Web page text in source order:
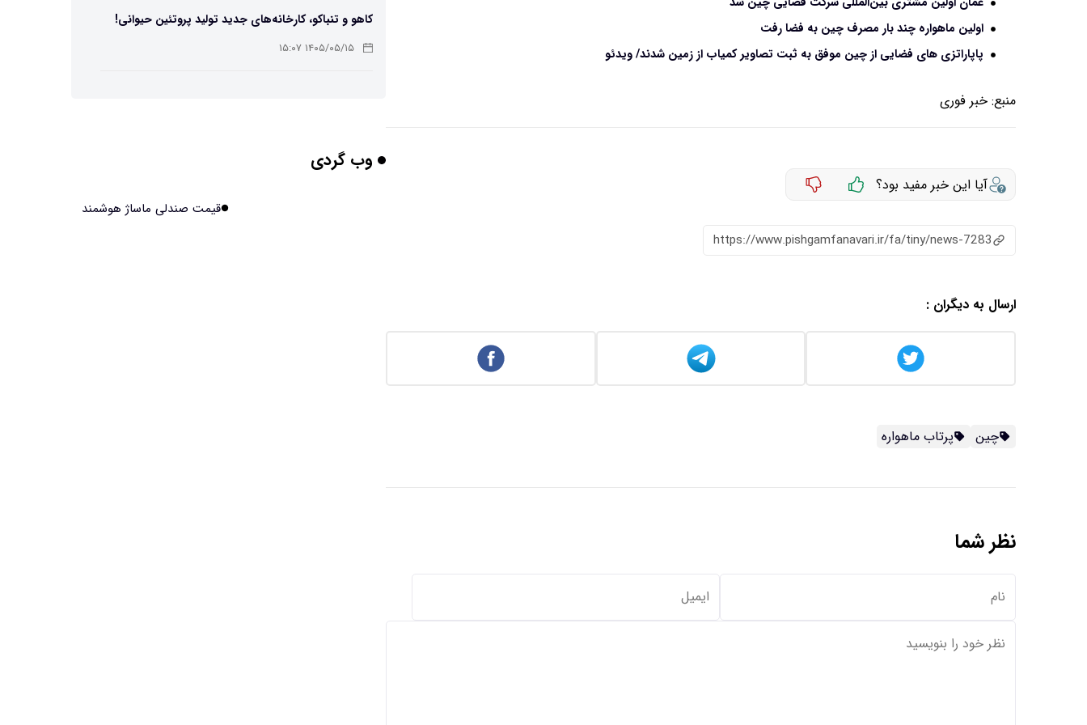
اولین ماهواره چند بار مصرف چین به فضا رفت
پاپاراتزی های فضایی از چین موفق به ثبت تصاویر کمیاب از زمین شدند/ ویدئو
منبع: خبر فوری
آیا این خبر مفید بود؟
https://www.pishgamfanavari.ir/fa/tiny/news-7283
ارسال به دیگران :
چین پرتاب ماهواره
نظر شما
کاهو و تنباکو، کارخانه‌های جدید تولید پروتئین حیوانی!
۱۴۰۵/۰۵/۱۵ ۱۵:۰۷
چرا افراد مضطرب دنیا را متفاوت می بینند؟
وب گردی
قیمت صندلی ماساژ هوشمند